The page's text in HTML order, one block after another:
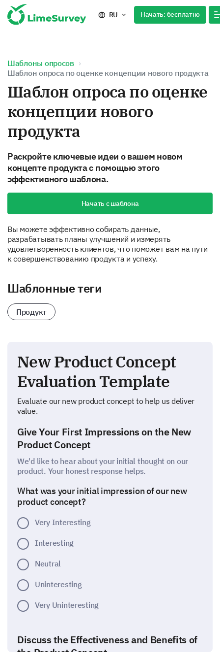
RU Начать: бесплатно
Шаблоны опросов
Шаблон опроса по оценке концепции нового продукта
Шаблон опроса по оценке
концепции нового
продукта
Раскройте ключевые идеи о вашем новом
концепте продукта с помощью этого
эффективного шаблона.
Начать с шаблона
Вы можете эффективно собирать данные,
разрабатывать планы улучшений и измерять
удовлетворенность клиентов, что поможет вам на пути
к совершенствованию продукта и успеху.
Шаблонные теги
Продукт
New Product Concept
Evaluation Template
Evaluate our new product concept to help us deliver
value.
Give Your First Impressions on the New
Product Concept
We'd like to hear about your initial thought on our
product. Your honest response helps.
What was your initial impression of our new
product concept?
Very Interesting
Interesting
Neutral
Uninteresting
Very Uninteresting
Discuss the Effectiveness and Benefits of
the Product Concept